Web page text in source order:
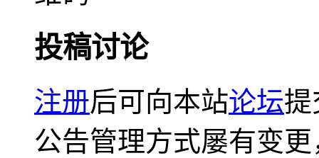
投稿讨论
注册后可向本站论坛提
公告管理方式屡有变